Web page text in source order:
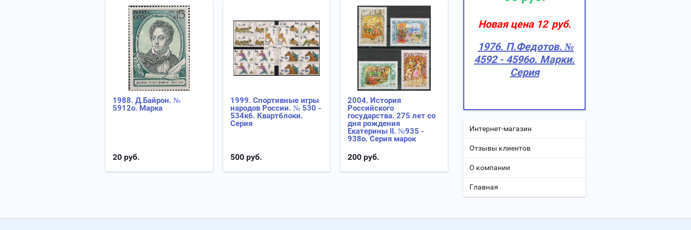
1988. Д.Байрон. №
5912о. Марка
20 руб.
1999. Спортивные игры
народов России. № 530 -
534кб. Квартблоки.
Серия
500руб.
2004. История
Российского
государства. 275 лет со
дня рождения
Екатерины II. №935 -
938о. Серия марок
200 руб.
Новая цена 12 руб.
1976. П.Федотов. №
4592 - 4596о. Марки.
Серия
Интернет-магазин
Отзывы клиентов
О компании
Главная